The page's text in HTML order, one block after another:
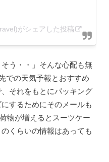
がシェアした投稿
そう・・」そんな心配も無
での天気予報とおすすめ
それをもとにパッキング
するためにそのメールも
物が増えるとスーツケー
くらいの情報はあっても